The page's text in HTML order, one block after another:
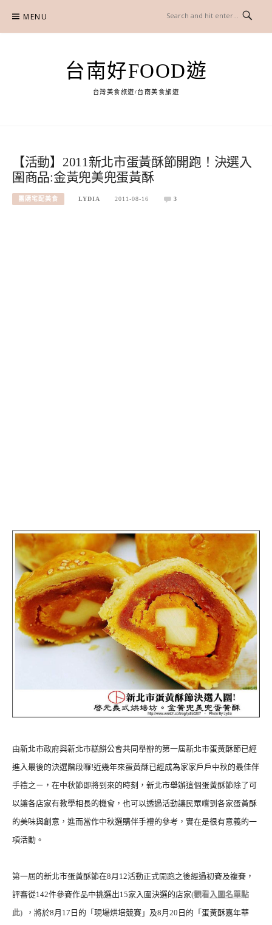
content
MENU
台南好FOOD遊
台灣美食旅遊/台南美食旅遊
【活動】2011新北市蛋黃酥節開跑！決選入
圍商品:金黃兜美兜蛋黃酥
團購宅配美食 LYDIA 2011-08-16 3
由新北市政府與新北市糕餅公會共同舉辦的第一屆新北市蛋黃酥節已經
進入最後的決選階段囉!近幾年來蛋黃酥已經成為家家戶戶中秋的最佳伴
手禮之ㄧ，在中秋節即將到來的時刻，新北市舉辦這個蛋黃酥節除了可
以讓各店家有教學相長的機會，也可以透過活動讓民眾嚐到各家蛋黃酥
的美味與創意，進而當作中秋選購伴手禮的參考，實在是很有意義的一
項活動。
第一屆的新北市蛋黃酥節在8月12活動正式開跑之後經過初賽及複賽，
評審從142件參賽作品中挑選出15家入圍決選的店家(觀看 入圍名單點
此) ，將於8月17日的「現場烘培競賽」及8月20日的「蛋黃酥嘉年華